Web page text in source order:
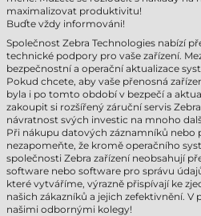
maximalizovat produktivitu!
Buďte vždy informováni!
Společnost Zebra Technologies nabízí
technické podpory pro vaše zařízení.
bezpečnostní a operační aktualizace
Pokud chcete, aby vaše přenosná
byla i po tomto období v bezpečí a
zakoupit si rozšířený záruční servis
návratnost svých investic na mnoho
Při nákupu datových záznamníků
nezapomeňte, že kromě operačního
společnosti Zebra zařízení neobsahují
software nebo software pro správu
které vytváříme, výrazně přispívají ke
našich zákazníků a jejich zefektivnění.
našimi odbornými kolegy!